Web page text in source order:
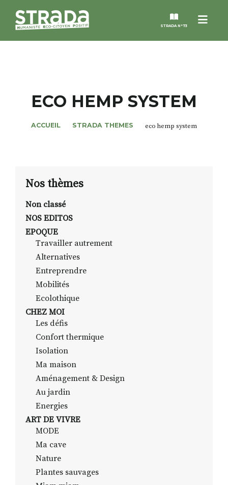
Menu
STRADA N°73
MAGAZINES
NOS THÈMES
ALTER STRADA
ROSÉE DE MAI
RECHERCHER
ECO HEMP SYSTEM
ACCUEIL STRADA THEMES eco hemp system
Nos thèmes
Non classé
NOS EDITOS
EPOQUE
Travailler autrement
Alternatives
Entreprendre
Mobilités
Ecolothique
CHEZ MOI
Les défis
Confort thermique
Isolation
Ma maison
Aménagement & Design
Au jardin
Energies
ART DE VIVRE
MODE
Ma cave
Nature
Plantes sauvages